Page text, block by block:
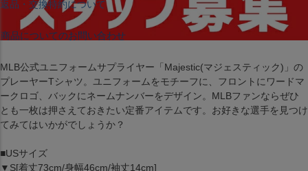
返品・交換特約について
商品についてのお問い合わせ
MLB公式ユニフォームサプライヤー「Majestic(マジェスティック)」の
プレーヤーTシャツ。ユニフォームをモチーフに、フロントにワードマ
ークロゴ、バックにネームナンバーをデザイン。MLBファンならぜひ
とも一枚は押さえておきたい定番アイテムです。お好きな選手を見つけ
てみてはいかがでしょうか？
■USサイズ
▼S[着丈73cm/身幅46cm/袖丈14cm]